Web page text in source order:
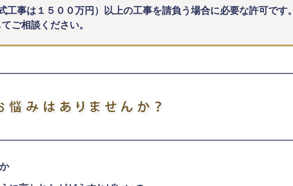
工事は１５００万円）以上の工事を請負う場合に必要な許可です。
ご相談ください。